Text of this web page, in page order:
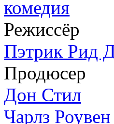
комедия
Режиссёр
Пэтрик Рид
Продюсер
Дон Стил
Чарлз Роувен